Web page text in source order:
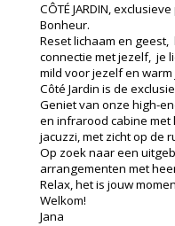
CÔTÉ JARDIN,exclusieve
Bonheur.
Reset lichaam en
connectie met jezelf, je
mild voor jezelf en warm
Côté Jardin is de
Geniet van onze high-
en infrarood cabine
jacuzzi, met zicht op de
Op zoek naar een
arrangementen met
Relax, het is jouw
Welkom!
Jana